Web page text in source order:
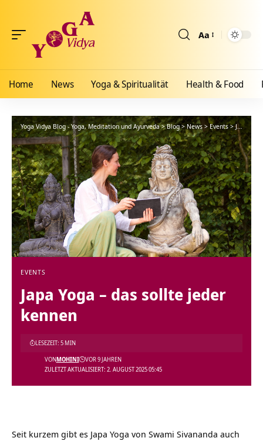
Aa
Home News Yoga & Spiritualität Health & Food
Yoga Vidya Blog - Yoga, Meditation und Ayurveda>Blog> News >Events>Japa Yoga – das sollte jeder kennen
EVENTS
Japa Yoga – das sollte jeder
kennen
ZULETZT AKTUALISIERT: 2. AUGUST 2025 05:45
VONMOHINI VOR 9 JAHREN
LESEZEIT: 5 MIN
Seit kurzem gibt es Japa Yoga von Swami Sivananda auch